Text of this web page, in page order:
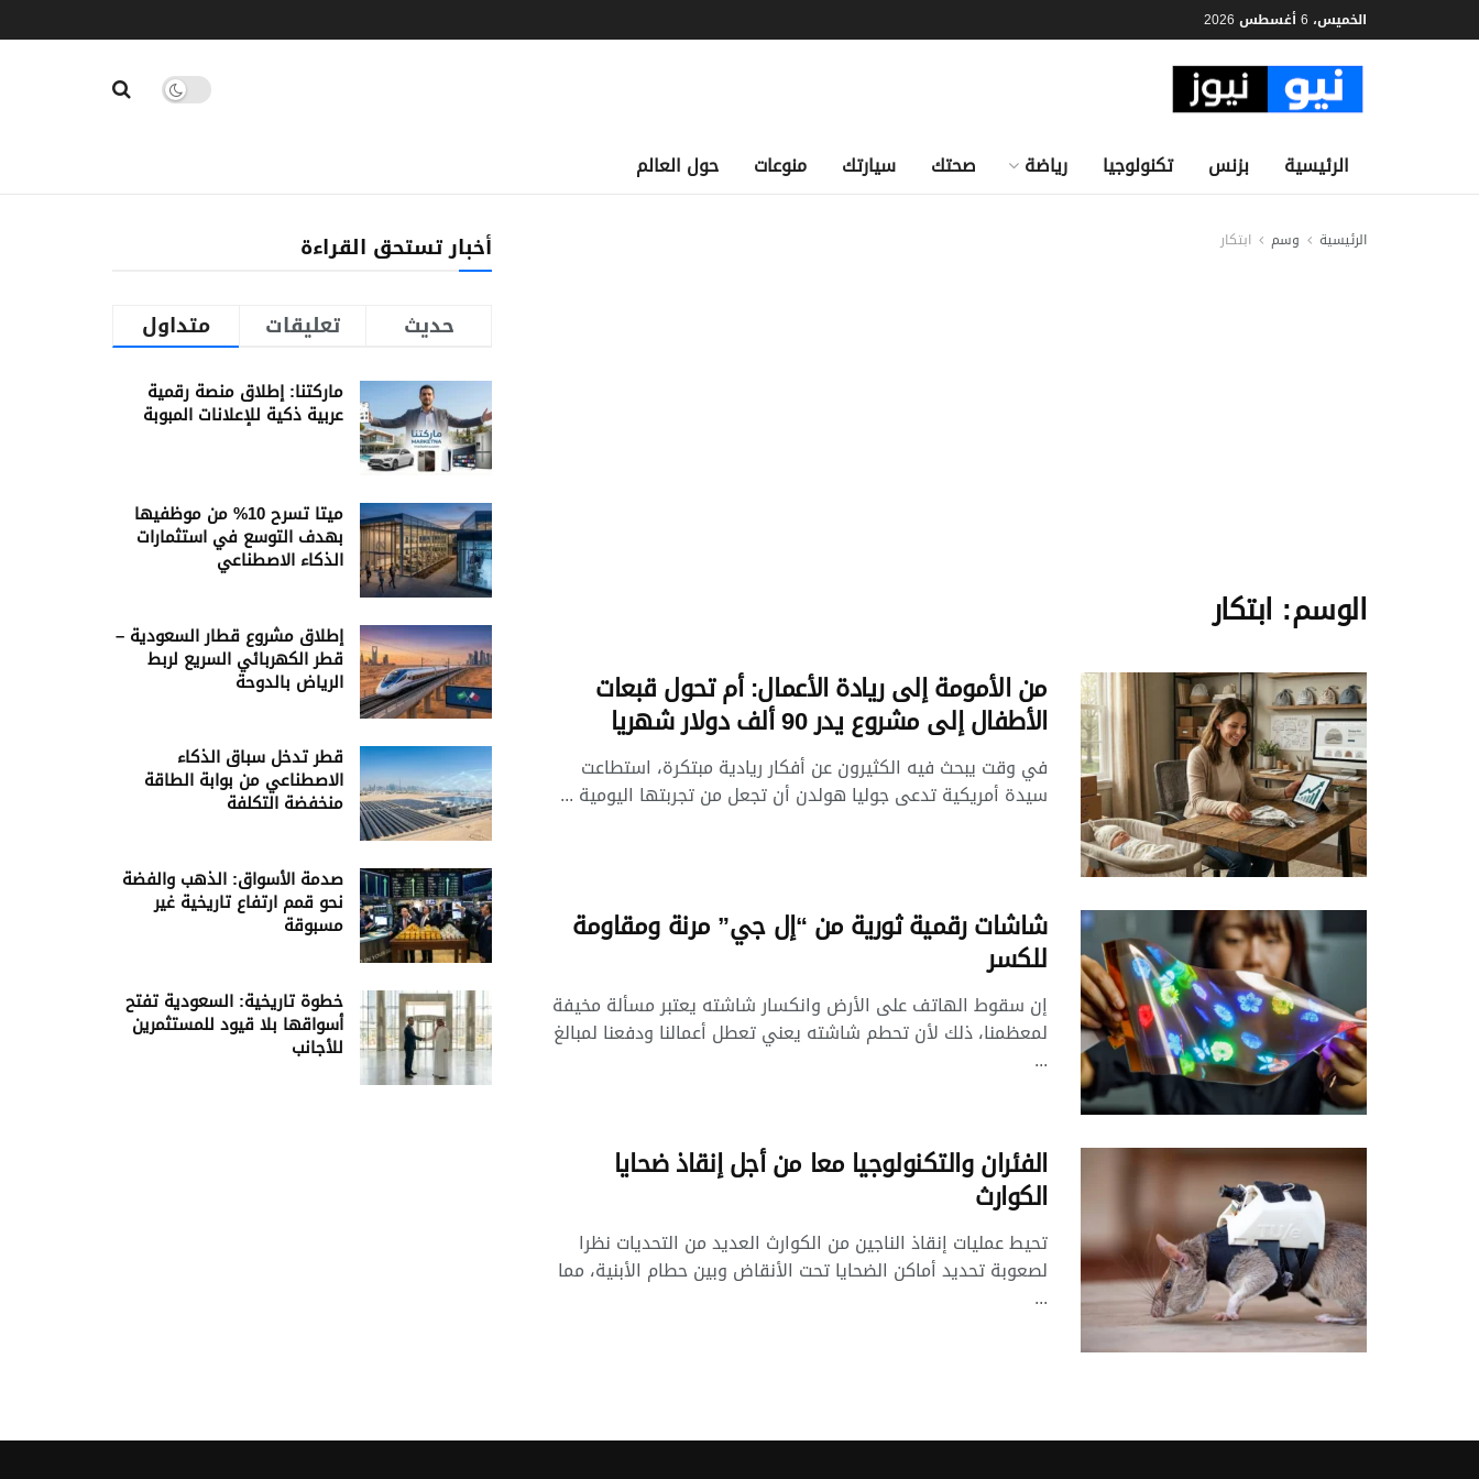
الخميس، 6 أغسطس 2026
الرئيسية بزنس تكنولوجيا رياضة صحتك سيارتك منوعات حول العالم
الرئيسية وسم ابتكار
الوسم: ابتكار
من الأمومة إلى ريادة الأعمال: أم تحول قبعات
الأطفال إلى مشروع يدر 90 ألف دولار شهريا
في وقت يبحث فيه الكثيرون عن أفكار ريادية مبتكرة، استطاعت
سيدة أمريكية تدعى جوليا هولدن أن تجعل من تجربتها اليومية ...
شاشات رقمية ثورية من “إل جي” مرنة ومقاومة
للكسر
إن سقوط الهاتف على الأرض وانكسار شاشته يعتبر مسألة مخيفة
لمعظمنا، ذلك لأن تحطم شاشته يعني تعطل أعمالنا ودفعنا لمبالغ
...
الفئران والتكنولوجيا معا من أجل إنقاذ ضحايا
الكوارث
تحيط عمليات إنقاذ الناجين من الكوارث العديد من التحديات نظرا
لصعوبة تحديد أماكن الضحايا تحت الأنقاض وبين حطام الأبنية، مما
...
أخبار تستحق القراءة
متداول تعليقات حديث
ماركتنا: إطلاق منصة رقمية
عربية ذكية للإعلانات المبوبة
ميتا تسرح 10% من موظفيها
بهدف التوسع في استثمارات
الذكاء الاصطناعي
إطلاق مشروع قطار السعودية –
قطر الكهربائي السريع لربط
الرياض بالدوحة
قطر تدخل سباق الذكاء
الاصطناعي من بوابة الطاقة
منخفضة التكلفة
صدمة الأسواق: الذهب والفضة
نحو قمم ارتفاع تاريخية غير
مسبوقة
خطوة تاريخية: السعودية تفتح
أسواقها بلا قيود للمستثمرين
للأجانب